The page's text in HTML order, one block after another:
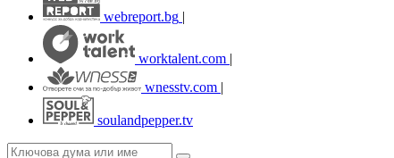
webreport.bg |
worktalent.com |
wnesstv.com |
soulandpepper.tv